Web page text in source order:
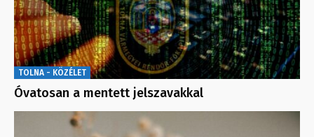
TOLNA - KÖZÉLET
Óvatosan a mentett jelszavakkal